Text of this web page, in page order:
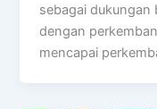
sebagai dukungan
dengan
mencapai